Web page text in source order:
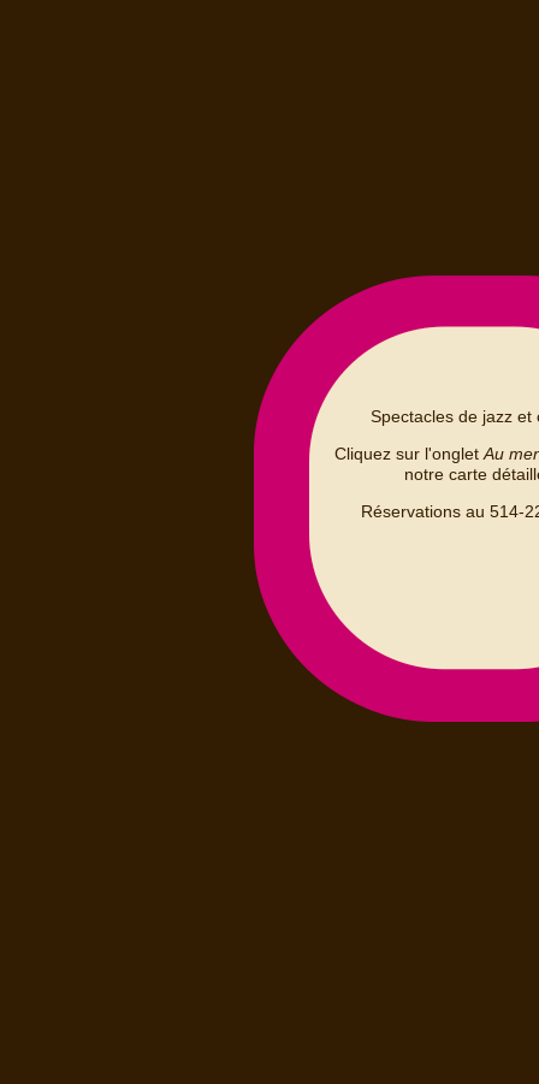
Spectacles de jazz et
Cliquez sur l'onglet Au
notre carte
Réservations au 514-